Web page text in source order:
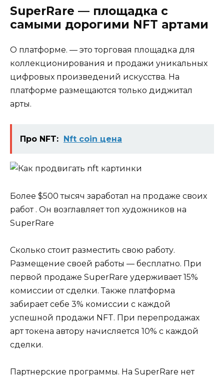
SuperRare — площадка с
самыми дорогими NFT артами
О платформе. — это торговая площадка для
коллекционирования и продажи уникальных
цифровых произведений искусства. На
платформе размещаются только диджитал
арты.
Про NFT: Nft coin цена
Более $500 тысяч заработал на продаже своих
работ . Он возглавляет топ художников на
SuperRare
Сколько стоит разместить свою работу.
Размещение своей работы — бесплатно. При
первой продаже SuperRare удерживает 15%
комиссии от сделки. Также платформа
забирает себе 3% комиссии с каждой
успешной продажи NFT. При перепродажах
арт токена автору начисляется 10% с каждой
сделки.
Партнерские программы. На SuperRare нет